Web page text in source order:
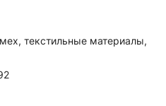
текстильные материалы,